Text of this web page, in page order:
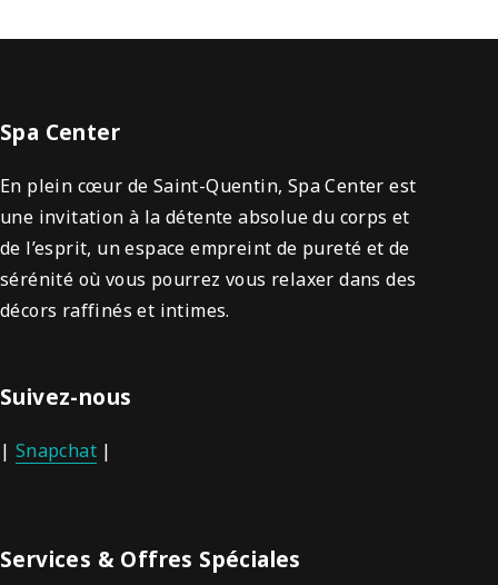
Spa Center
En plein cœur de Saint-Quentin, Spa Center est
une invitation à la détente absolue du corps et
de l’esprit, un espace empreint de pureté et de
sérénité où vous pourrez vous relaxer dans des
décors raffinés et intimes.
Suivez-nous
| Snapchat |
Services & Offres Spéciales